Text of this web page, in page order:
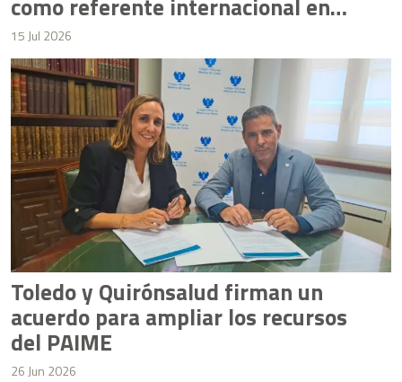
como referente internacional en
salud mental
15 Jul 2026
Toledo y Quirónsalud firman un
acuerdo para ampliar los recursos
del PAIME
26 Jun 2026